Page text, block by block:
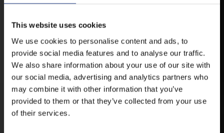
This website uses cookies
We use cookies to personalise content and ads, to
provide social media features and to analyse our traffic.
We also share information about your use of our site with
our social media, advertising and analytics partners who
may combine it with other information that you’ve
provided to them or that they’ve collected from your use
of their services.
IOS